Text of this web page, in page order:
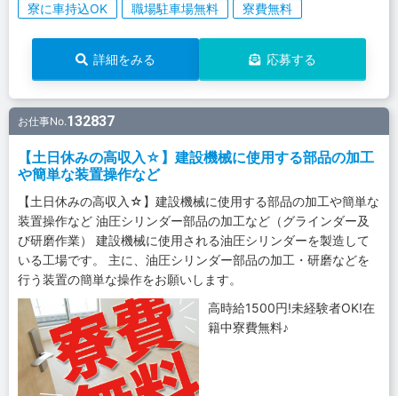
寮に車持込OK
職場駐車場無料 寮費無料
詳細をみる 応募する
お仕事No.132837
【土日休みの高収入☆】建設機械に使用する部品の加工
や簡単な装置操作など
【土日休みの高収入☆】建設機械に使用する部品の加工や簡単な
装置操作など 油圧シリンダー部品の加工など（グラインダー及
び研磨作業） 建設機械に使用される油圧シリンダーを製造して
いる工場です。 主に、油圧シリンダー部品の加工・研磨などを
行う装置の簡単な操作をお願いします。
高時給1500円!未経験者OK!在
籍中寮費無料♪